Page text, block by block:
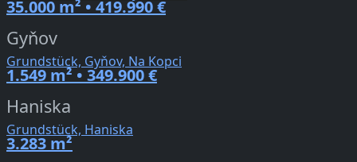
35.000 m² • 419.990 €
Gyňov
Grundstück, Gyňov, Na Kopci
1.549 m² • 349.900 €
Haniska
Grundstück, Haniska
3.283 m²